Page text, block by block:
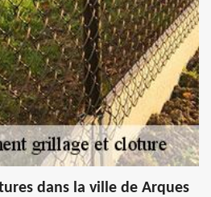
dans la ville de Arques